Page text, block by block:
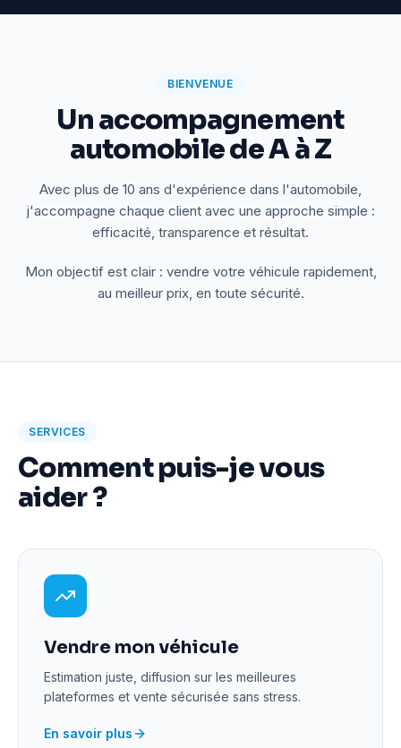
BIENVENUE
Un accompagnement
automobile de A à Z
Avec plus de 10 ans d'expérience dans l'automobile,
j'accompagne chaque client avec une approche simple :
efficacité, transparence et résultat.
Mon objectif est clair : vendre votre véhicule rapidement,
au meilleur prix, en toute sécurité.
SERVICES
Comment puis-je vous
aider ?
Vendre mon véhicule
Estimation juste, diffusion sur les meilleures
plateformes et vente sécurisée sans stress.
En savoir plus